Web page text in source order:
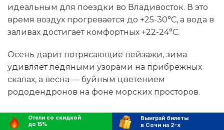
идеальным для поездки во Владивосток. В это
время воздух прогревается до +25-30°C, а вода в
заливах достигает комфортных +22-24°C.
Осень дарит потрясающие пейзажи, зима
удивляет ледяными узорами на прибрежных
скалах, а весна — буйным цветением
рододендронов на фоне морских просторов.
Транспортная доступность
Отели со скидкой
до 15%
Выиграй билеты
в Сочи на 2-х